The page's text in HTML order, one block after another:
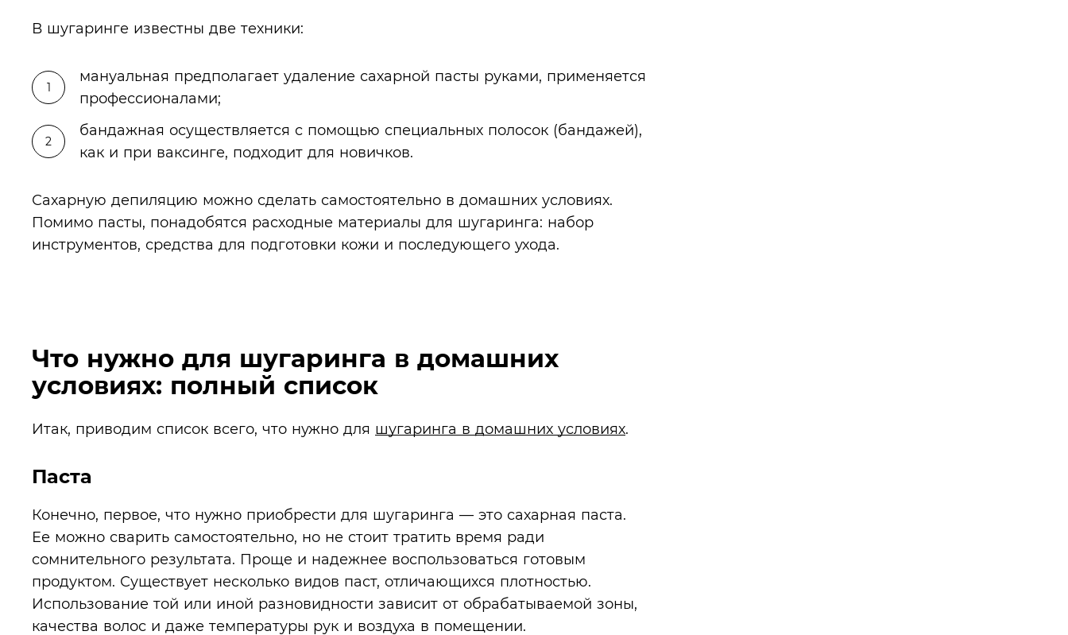
В шугаринге известны две техники:
мануальная предполагает удаление сахарной пасты руками, применяется
профессионалами;
бандажная осуществляется с помощью специальных полосок (бандажей),
как и при ваксинге, подходит для новичков.
Сахарную депиляцию можно сделать самостоятельно в домашних условиях.
Помимо пасты, понадобятся расходные материалы для шугаринга: набор
инструментов, средства для подготовки кожи и последующего ухода.
Что нужно для шугаринга в домашних
условиях: полный список
Итак, приводим список всего, что нужно для шугаринга в домашних условиях.
Паста
Конечно, первое, что нужно приобрести для шугаринга — это сахарная паста.
Ее можно сварить самостоятельно, но не стоит тратить время ради
сомнительного результата. Проще и надежнее воспользоваться готовым
продуктом. Существует несколько видов паст, отличающихся плотностью.
Использование той или иной разновидности зависит от обрабатываемой зоны,
качества волос и даже температуры рук и воздуха в помещении.